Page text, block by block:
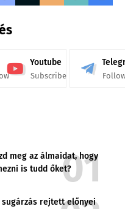
Youtube
Subscribe
meg az álmaidat, hogy
is tudd őket?
rejtett előnyei